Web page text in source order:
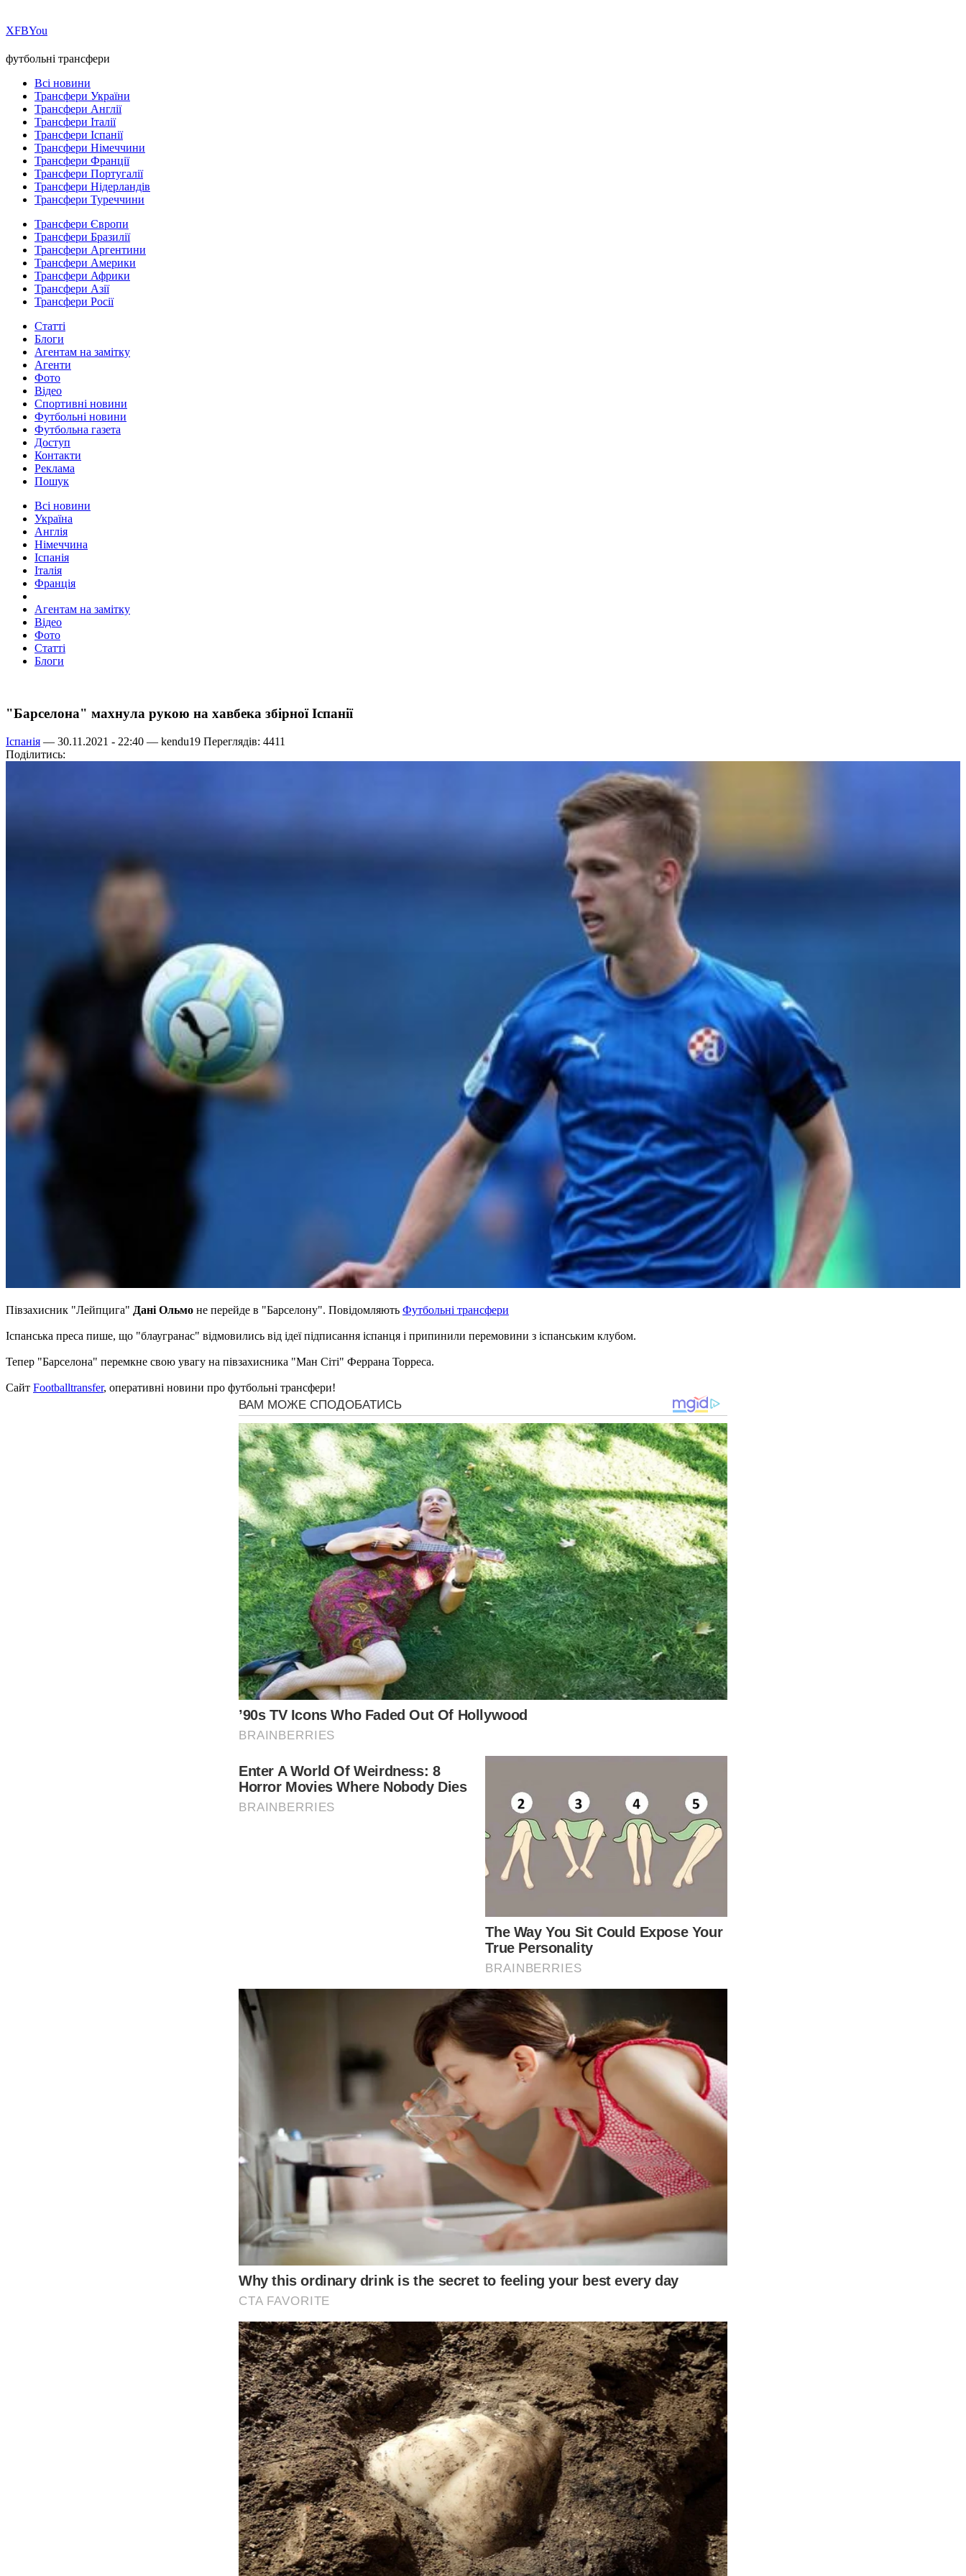
ХFBYou
футбольні трансфери
Всі новини
Трансфери України
Трансфери Англії
Трансфери Італії
Трансфери Іспанії
Трансфери Німеччини
Трансфери Франції
Трансфери Португалії
Трансфери Нідерландів
Трансфери Туреччини
Трансфери Європи
Трансфери Бразилії
Трансфери Аргентини
Трансфери Америки
Трансфери Африки
Трансфери Азії
Трансфери Росії
Статті
Блоги
Агентам на замітку
Агенти
Фото
Відео
Спортивні новини
Футбольні новини
Футбольна газета
Доступ
Контакти
Реклама
Пошук
Всі новини
Україна
Англія
Німеччина
Іспанія
Італія
Франція
Агентам на замітку
Відео
Фото
Статті
Блоги
"Барселона" махнула рукою на хавбека збірної Іспанії
Іспанія — 30.11.2021 - 22:40 — kendu19 Переглядів: 4411
Поділитись:
Півзахисник "Лейпцига" Дані Ольмо не перейде в "Барселону". Повідомляють Футбольні трансфери
Іспанська преса пише, що "блаугранас" відмовились від ідеї підписання іспанця і припинили перемовини з іспанським клубом.
Тепер "Барселона" перемкне свою увагу на півзахисника "Ман Сіті" Феррана Торреса.
Сайт Footballtransfer, оперативні новини про футбольні трансфери!